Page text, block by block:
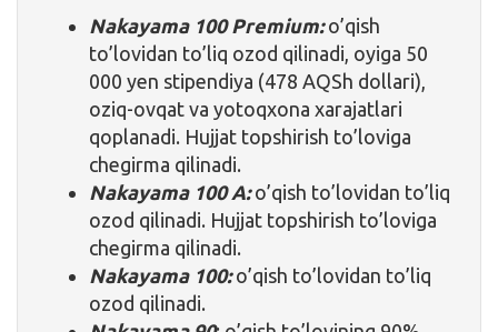
Nakayama 100 Premium:o’qish
to’lovidan to’liq ozod qilinadi, oyiga 50
000 yen stipendiya (478 AQSh dollari),
oziq-ovqat va yotoqxona xarajatlari
qoplanadi. Hujjat topshirish to’loviga
chegirma qilinadi.
Nakayama 100 A:o’qish to’lovidan to’liq
ozod qilinadi. Hujjat topshirish to’loviga
chegirma qilinadi.
Nakayama 100:o’qish to’lovidan to’liq
ozod qilinadi.